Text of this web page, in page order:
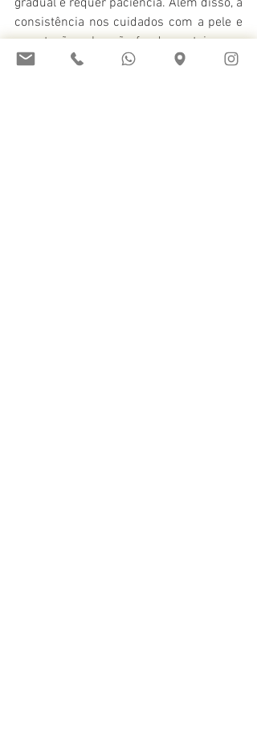
consistência nos cuidados com a pele e
a proteção solar são fundamentais para
evitar que novas manchas apareçam. Em